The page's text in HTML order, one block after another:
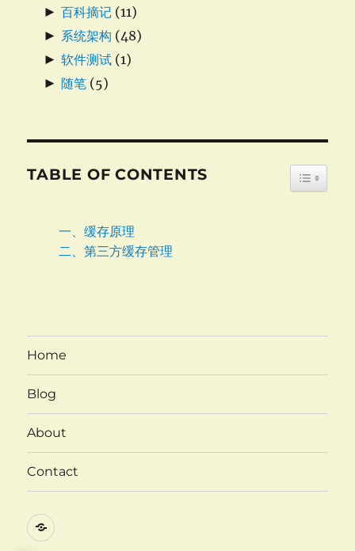
► 百科摘记 (11)
► 系统架构 (48)
► 软件测试 (1)
► 随笔 (5)
TABLE OF CONTENTS
一、缓存原理
二、第三方缓存管理
Home
Blog
About
Contact
Twitter